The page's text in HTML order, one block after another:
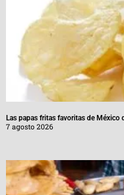
Las papas fritas favoritas de
7 agosto 2026